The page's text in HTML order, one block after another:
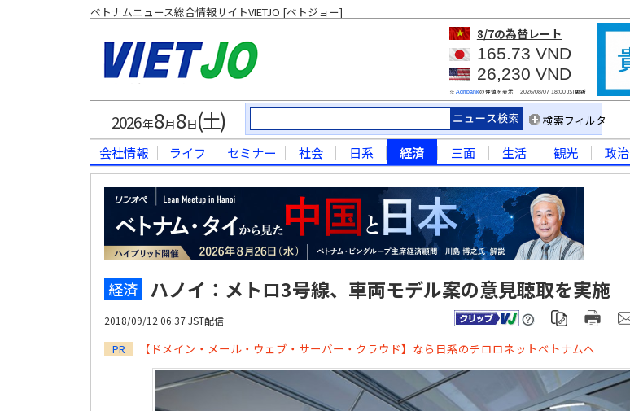
ベトナムニュース総合情報サイトVIETJO [ベトジョー]
8/7の為替レート
165.73 VND
26,230 VND
※ Agribankの仲値を表示 2026/08/07 18:00JST更新
2026年8月8日(土) 検索フィルタ
会社情報 ライフ セミナー 社会 日系 経済 三面 生活 観光 政治
経済 ハノイ：メトロ3号線、車両モデル案の意見聴取を実施
2018/09/12 06:37 JST配信
PR 【ドメイン・メール・ウェブ・サーバー・クラウド】なら日系のチロロネットベトナムへ